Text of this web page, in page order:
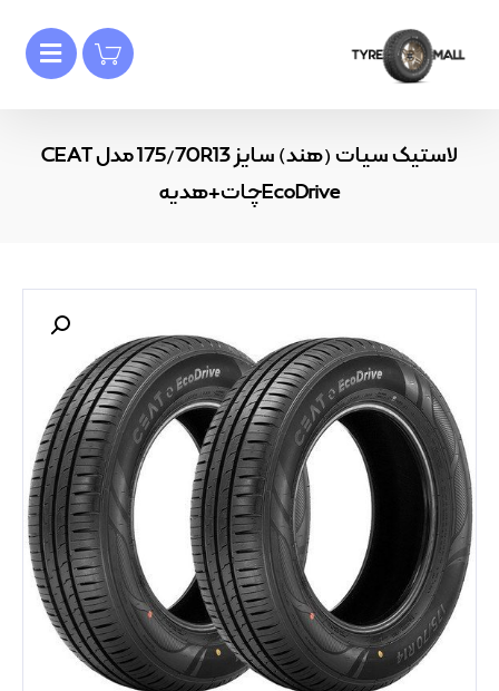
لاستیک سیات (هند) سایز 175/70R13 مدل CEAT
EcoDriveچات+هدیه